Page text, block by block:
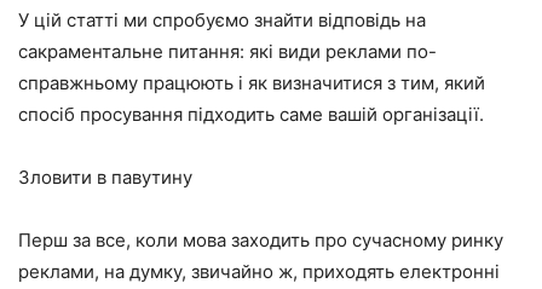
У цій статті ми спробуємо знайти відповідь на
сакраментальне питання: які види реклами по-
справжньому працюють і як визначитися з тим, який
спосіб просування підходить саме вашій організації.
Зловити в павутину
Перш за все, коли мова заходить про сучасному ринку
реклами, на думку, звичайно ж, приходять електронні